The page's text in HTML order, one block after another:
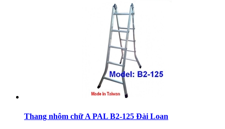
Thang nhôm chữ A PAL B2-125 Đài Loan